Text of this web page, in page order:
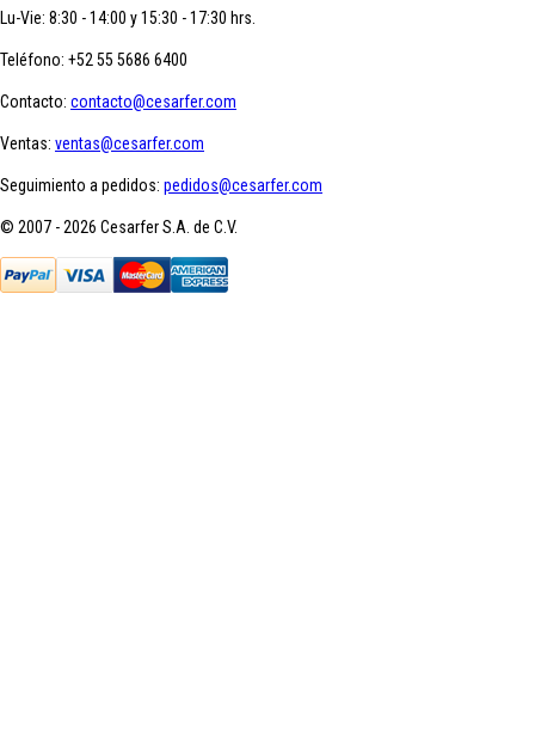
Lu-Vie: 8:30 - 14:00 y 15:30 - 17:30 hrs.
Teléfono: +52 55 5686 6400
Contacto: contacto@cesarfer.com
Ventas: ventas@cesarfer.com
Seguimiento a pedidos: pedidos@cesarfer.com
© 2007 - 2026 Cesarfer S.A. de C.V.